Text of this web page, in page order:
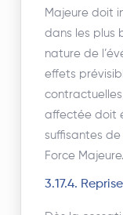
Majeure doit
dans les plus
nature de
effets
affectée doit
suffisantes
Force Majeure.
3.17.4.